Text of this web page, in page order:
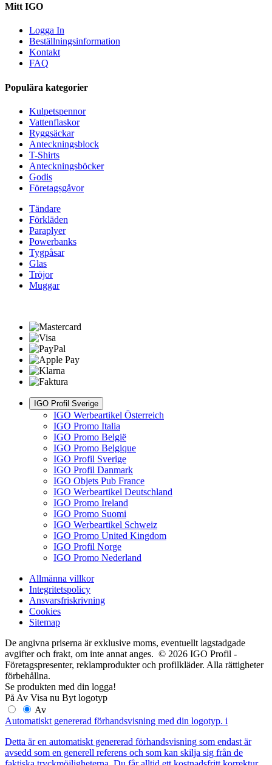
Mitt IGO
Logga In
Beställningsinformation
Kontakt
FAQ
Populära kategorier
Kulpetspennor
Vattenflaskor
Ryggsäckar
Anteckningsblock
T-Shirts
Anteckningsböcker
Godis
Företagsgåvor
Tändare
Förkläden
Paraplyer
Powerbanks
Tygpåsar
Glas
Tröjor
Muggar
IGO Profil Sverige
IGO Werbeartikel Österreich
IGO Promo Italia
IGO Promo België
IGO Promo Belgique
IGO Profil Sverige
IGO Profil Danmark
IGO Objets Pub France
IGO Werbeartikel Deutschland
IGO Promo Ireland
IGO Promo Suomi
IGO Werbeartikel Schweiz
IGO Promo United Kingdom
IGO Profil Norge
IGO Promo Nederland
Allmänna villkor
Integritetspolicy
Ansvarsfriskrivning
Cookies
Sitemap
De angivna priserna är exklusive moms, eventuellt lagstadgade
avgifter och frakt, om inte annat anges. © 2026 IGO Profil -
Företagspresenter, reklamprodukter och profilkläder. Alla rättigheter
förbehållna.
Se produkten med din logga!
På Av Visa nu Byt logotyp
Av
Automatiskt genererad förhandsvisning med din logotyp. i
Detta är en automatiskt genererad förhandsvisning som endast är
avsedd som en generell referens och som kan skilja sig från de